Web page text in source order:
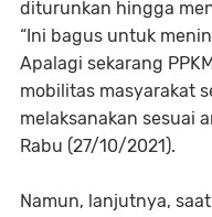
diturunkan hingga
“Ini bagus untuk
Apalagi sekarang
mobilitas masyarakat
melaksanakan sesuai
Rabu (27/10/2021).
Namun, lanjutnya,